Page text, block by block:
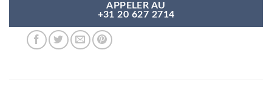
APPELER AU
+31 20 627 2714